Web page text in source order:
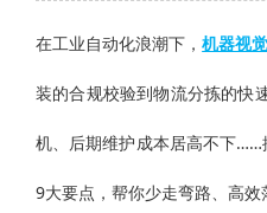
在工业自动化浪潮下，机器视
装的合规校验到物流分拣的快
机、后期维护成本居高不下……
9大要点，帮你少走弯路、高效